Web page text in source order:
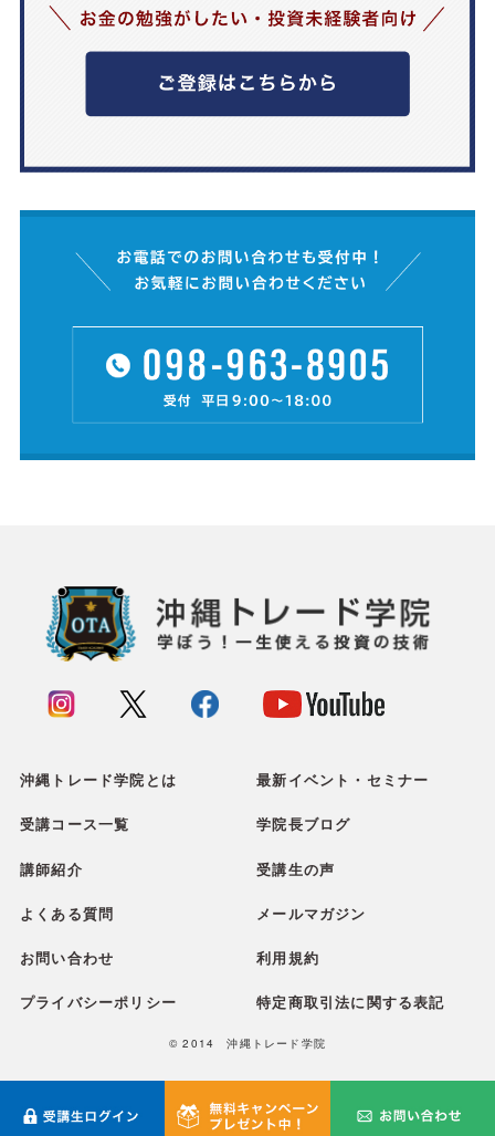
沖縄トレード学院とは 最新イベント・セミナー
受講コース一覧 学院長ブログ
講師紹介 受講生の声
よくある質問 メールマガジン
お問い合わせ 利用規約
プライバシーポリシー 特定商取引法に関する表記
© 2014 沖縄トレード学院